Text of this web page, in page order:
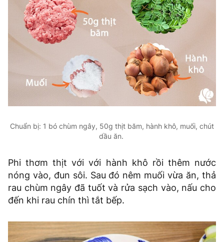
Chuẩn bị: 1 bó chùm ngây, 50g thịt băm, hành khô, muối, chút
dầu ăn.
Phi thơm thịt với với hành khô rồi thêm nước
nóng vào, đun sôi. Sau đó nêm muối vừa ăn, thả
rau chùm ngây đã tuốt và rửa sạch vào, nấu cho
đến khi rau chín thì tắt bếp.